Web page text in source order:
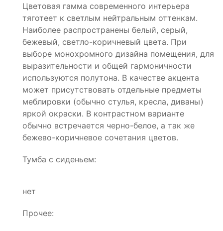
Цветовая гамма современного интерьера
тяготеет к светлым нейтральным оттенкам.
Наиболее распространены белый, серый,
бежевый, светло-коричневый цвета. При
выборе монохромного дизайна помещения, для
выразительности и общей гармоничности
используются полутона. В качестве акцента
может присутствовать отдельные предметы
меблировки (обычно стулья, кресла, диваны)
яркой окраски. В контрастном варианте
обычно встречается черно-белое, а так же
бежево-коричневое сочетания цветов.
Тумба с сиденьем:
нет
Прочее: